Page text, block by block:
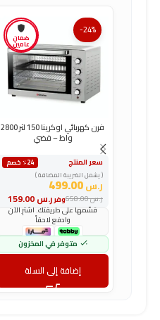
ضمان
عامين
-24%
فرن كهربائي اوكرينا 150 لتر 2800
واط – فضي
سعر المنتج
٪24 خصم
( يشمل الضريبة المضافة )
ر.س499.00
وفرر.س ر.س658.00
قسّمها على طريقتك. اشترِ الآن
وادفع لاحقاً
متوفر في المخزون
إضافة إلى السلة